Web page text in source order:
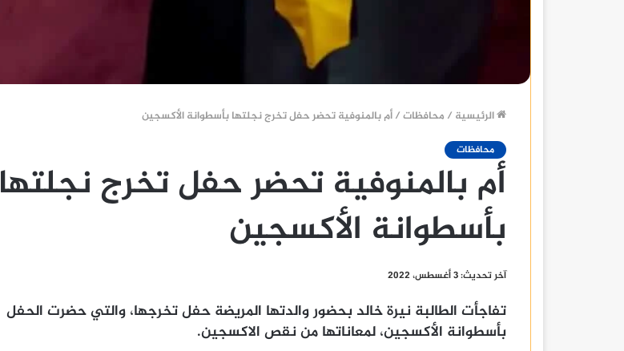
الرئيسية / محافظات/أم بالمنوفية تحضر حفل تخرج نجلتها بأسطوانة الأكسجين
محافظات
أم بالمنوفية تحضر حفل تخرج نجلتها
بأسطوانة الأكسجين
آخر تحديث: 3 أغسطس، 2022
تفاجأت الطالبة نيرة خالد بحضور والدتها المريضة حفل تخرجها، والتي حضرت الحفل
بأسطوانة الأكسجين، لمعاناتها من نقص الاكسجين.